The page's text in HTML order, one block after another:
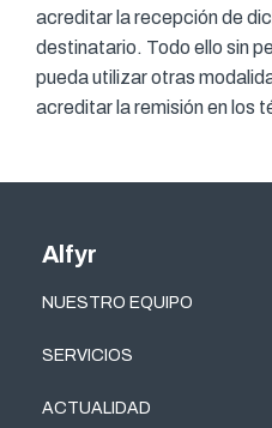
acreditar la recepción de
destinatario. Todo ello sin
pueda utilizar otras
acreditar la remisión en los
Alfyr
NUESTRO EQUIPO
SERVICIOS
ACTUALIDAD